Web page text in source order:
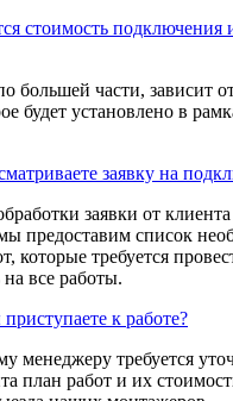
стоимость подключения
большей части, зависит
будет установлено в
заявку на
заявки от
предоставим список
которые требуется
все работы.
к работе?
менеджеру требуется
план работ и их